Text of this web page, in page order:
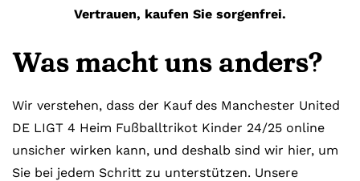
Vertrauen, kaufen Sie sorgenfrei.
Was macht uns anders?
Wir verstehen, dass der Kauf des Manchester United
DE LIGT 4 Heim Fußballtrikot Kinder 24/25 online
unsicher wirken kann, und deshalb sind wir hier, um
Sie bei jedem Schritt zu unterstützen. Unsere